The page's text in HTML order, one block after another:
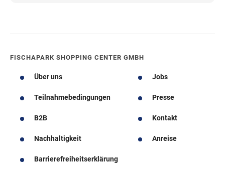
FISCHAPARK SHOPPING CENTER GMBH
Über uns Jobs
Teilnahmebedingungen Presse
B2B Kontakt
Nachhaltigkeit Anreise
Barrierefreiheitserklärung